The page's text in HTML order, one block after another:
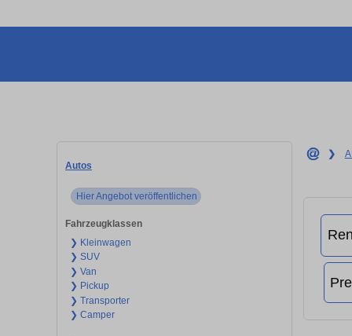
Autos
Hier Angebot veröffentlichen
Fahrzeugklassen
❯ Kleinwagen
❯ SUV
❯ Van
❯ Pickup
❯ Transporter
❯ Camper
❯